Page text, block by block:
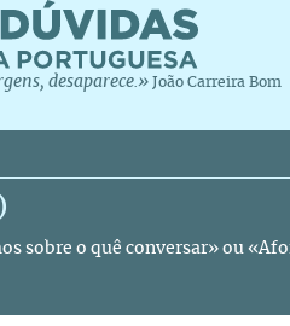
desaparece.» João Carreira Bom
sobre o quê conversar» ou